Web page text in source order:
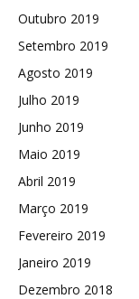
Outubro 2019
Setembro 2019
Agosto 2019
Julho 2019
Junho 2019
Maio 2019
Abril 2019
Março 2019
Fevereiro 2019
Janeiro 2019
Dezembro 2018